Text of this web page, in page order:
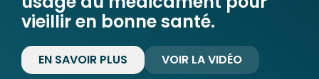
vieillir en bonne santé.
EN SAVOIR PLUS VOIR LA VIDÉO